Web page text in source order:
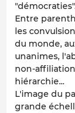
Entre
les
du monde,
unanimes,
non-
hiérarchie...
L'image du
grande